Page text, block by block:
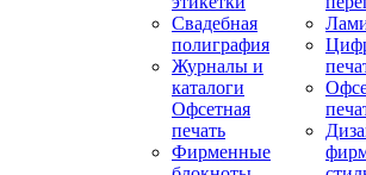
Свадебная
полиграфия
Журналы и
каталоги
Офсетная
печать
Фирменные